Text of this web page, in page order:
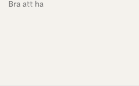
Bra att ha